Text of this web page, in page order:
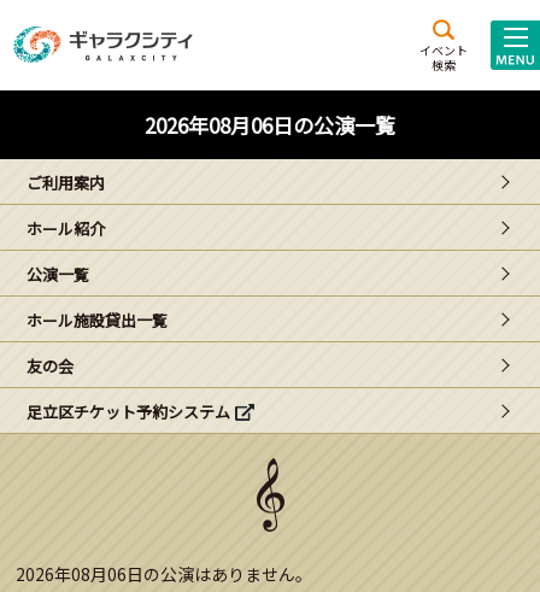
イベント
検索
施設案内
西新井
文化ホール
ギャラクシティとは
こどもみーてぃんぐ
Gがくえん
ブランドからのお知らせ
2026年08月06日の公演一覧
ご利用案内
ホール紹介
公演一覧
ホール施設貸出一覧
友の会
足立区チケット予約システム
2026年08月06日の公演はありません。